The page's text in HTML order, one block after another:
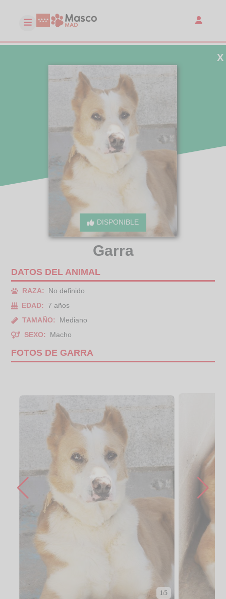
DISPONIBLE
X
Garra
DATOS DEL ANIMAL
RAZA:
No definido
EDAD:
7 años
TAMAÑO:
Mediano
SEXO:
Macho
FOTOS DE GARRA
1/5